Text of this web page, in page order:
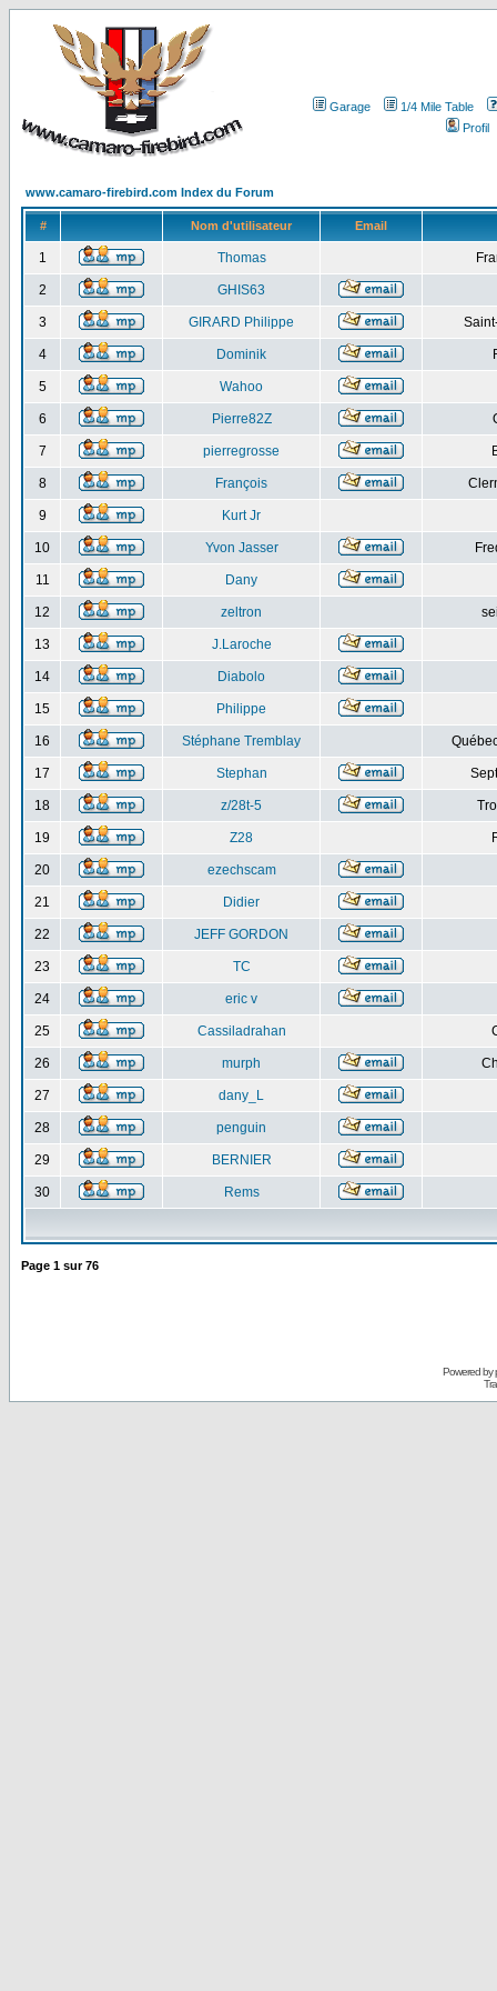
Garage
1/4 Mile Table
Profil
www.camaro-firebird.com Index du Forum
# Nom d'utilisateur Email
1 Thomas
2 GHIS63
3 GIRARD Philippe
4 Dominik
5 Wahoo
6 Pierre82Z
7 pierregrosse
8 François
9 Kurt Jr
10 Yvon Jasser
11 Dany
12 zeltron
13 J.Laroche
14 Diabolo
15 Philippe
16 Stéphane Tremblay
17 Stephan
18 z/28t-5
19 Z28
20 ezechscam
21 Didier
22 JEFF GORDON
23 TC
24 eric v
25 Cassiladrahan
26 murph
27 dany_L
28 penguin
29 BERNIER
30 Rems
Page 1 sur76
Powered by